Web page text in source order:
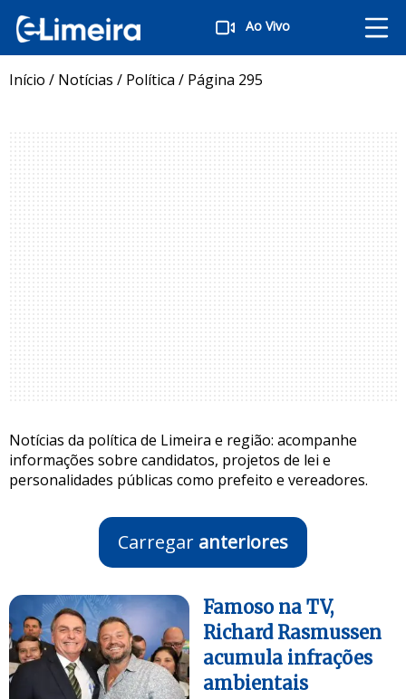
Ao Vivo
Início / Notícias / Política / Página 295
Notícias da política de Limeira e região: acompanhe
informações sobre candidatos, projetos de lei e
personalidades públicas como prefeito e vereadores.
Carregar anteriores
Famoso na TV,
Richard Rasmussen
acumula infrações
ambientais